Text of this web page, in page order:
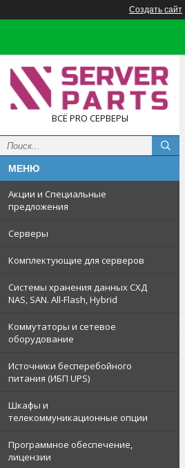
Создать сайт
ВСЁ PRO СЕРВЕРЫ
Акции и Специальные
предложения
Серверы
Комплектующие для серверов
Системы хранения данных СХД
NAS, SAN. All-Flash, Hybrid
Коммутаторы и сетевое
оборудование
Источники бесперебойного
питания (ИБП UPS)
Шкафы и
телекоммуникационные опции
Программное обеспечение,
лицензии